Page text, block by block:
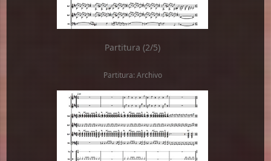
Partitura (2/5)
Partitura: Archivo